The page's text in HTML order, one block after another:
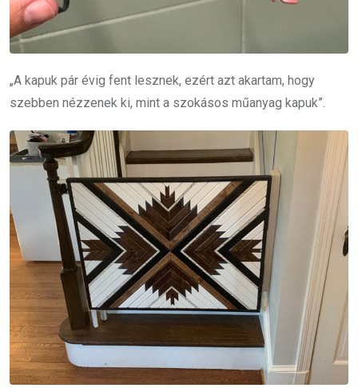
„A kapuk pár évig fent lesznek, ezért azt akartam, hogy
szebben nézzenek ki, mint a szokásos műanyag kapuk”.